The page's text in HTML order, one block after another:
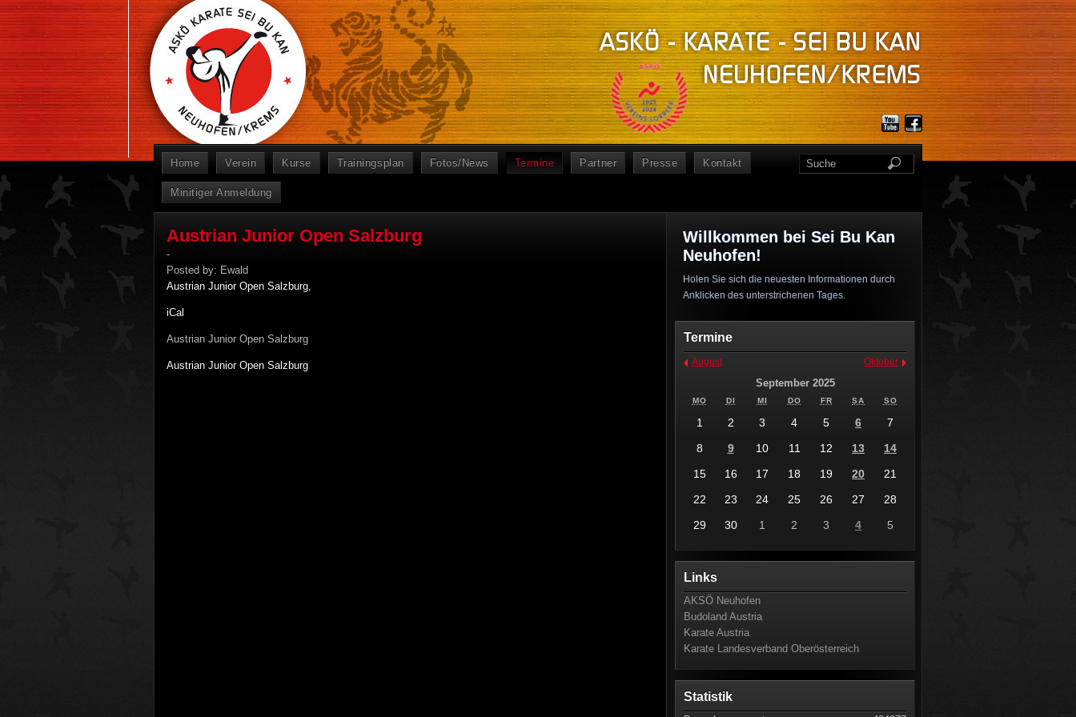
Home Verein Kurse Trainingsplan Fotos/News Termine Partner Presse Kontakt
Minitiger Anmeldung
Austrian Junior Open Salzburg
-
Posted by: Ewald
Austrian Junior Open Salzburg,
iCal
Austrian Junior Open Salzburg
Austrian Junior Open Salzburg
Willkommen bei Sei Bu Kan
Neuhofen!
Holen Sie sich die neuesten Informationen durch
Anklicken des unterstrichenen Tages.
Termine
August Oktober
September 2025
MO DI MI DO FR SA SO
1 2 3 4 5 6
7
8
9 10 11 12 13
14
15
16 17 18 19 20
21
22
23 24 25 26 27
28
29
30 1 2 3 4 5
Links
AKSÖ Neuhofen
Budoland Austria
Karate Austria
Karate Landesverband Oberösterreich
Statistik